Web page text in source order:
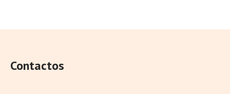
Contactos